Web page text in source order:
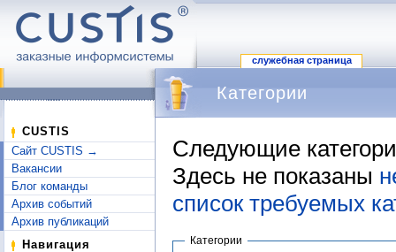
служебная страница
CUSTIS
Сайт CUSTIS →
Вакансии
Блог команды
Архив событий
Архив публикаций
Навигация
Категории
Следующие
Здесь не показаны
список требуемых
Категории